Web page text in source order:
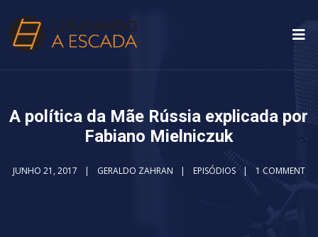
A política da Mãe Rússia explicada por
Fabiano Mielniczuk
JUNHO 21, 2017 GERALDO ZAHRAN EPISÓDIOS 1 COMMENT